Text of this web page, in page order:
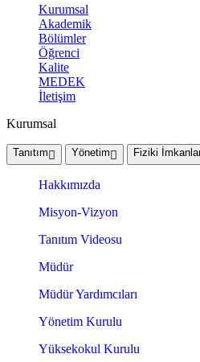
Kurumsal
Akademik
Bölümler
Öğrenci
Kalite
MEDEK
İletişim
Kurumsal
Tanıtım Yönetim Fiziki
Hakkımızda
Misyon-Vizyon
Tanıtım Videosu
Müdür
Müdür Yardımcıları
Yönetim Kurulu
Yüksekokul Kurulu